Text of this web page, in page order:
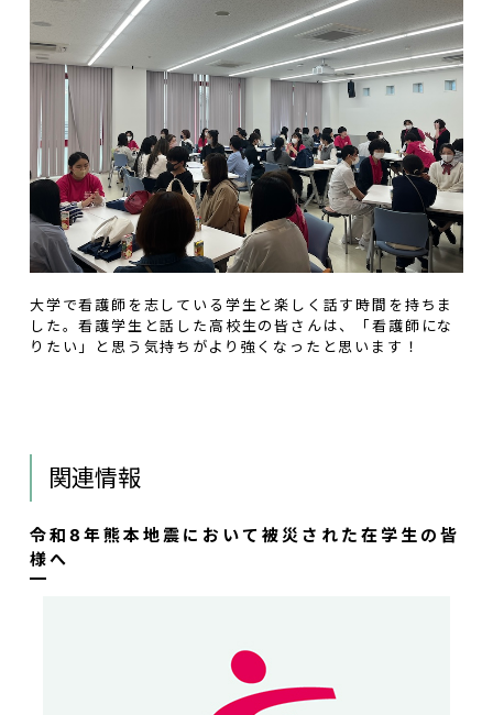
大学で看護師を志している学生と楽しく話す時間を持ちま
した。看護学生と話した高校生の皆さんは、「看護師にな
りたい」と思う気持ちがより強くなったと思います！
関連情報
令和8年熊本地震において被災された在学生の皆
様へ